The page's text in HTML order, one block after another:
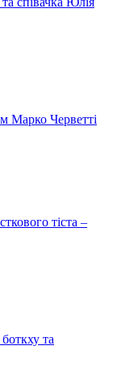
Марко Черветті
тіста –
та